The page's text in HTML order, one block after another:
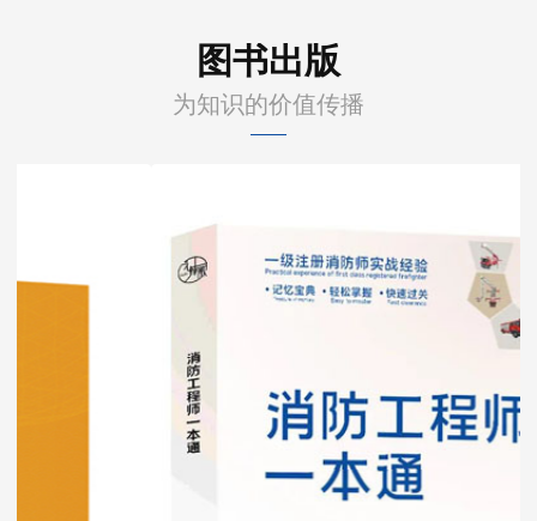
图书出版
为知识的价值传播